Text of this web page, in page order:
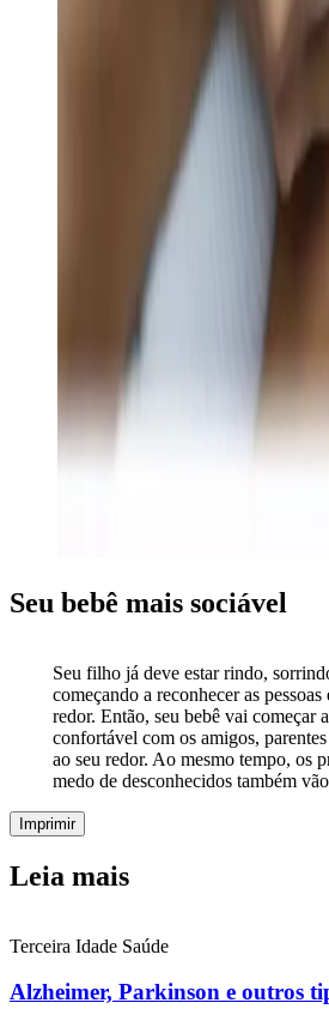
Seu bebê mais sociável
Seu filho já deve estar rindo,
começando a reconhecer as pessoas
redor. Então, seu bebê vai começar
confortável com os amigos,
ao seu redor. Ao mesmo tempo, os
medo de desconhecidos também
Imprimir
Leia mais
Terceira Idade Saúde
Alzheimer, Parkinson e outros